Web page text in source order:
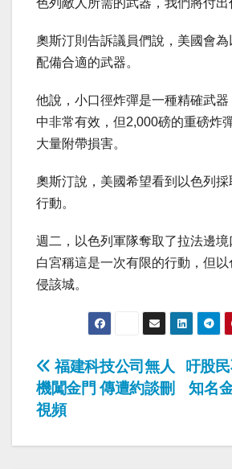
色列敵人所需的武器，我們將付出
奧斯汀則告訴議員們說，美國會為
配備合適的武器。
他說，小口徑炸彈是一種精確武
中非常有效，但2,000磅的重磅炸
大量附帶損害。
奧斯汀說，美國希望看到以色列
行動。
週二，以色列軍隊奪取了拉法邊境
白宮稱這是一次有限的行動，但以
侵該城。
Post
navigation
吁股
知名
福建科技公司無人
機闖金門 傳遭約談刪
視頻